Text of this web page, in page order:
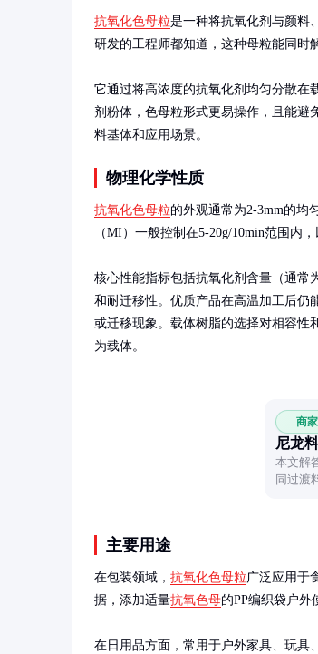
抗氧化色母粒是一种将抗氧化剂与颜料
研发的工程师都知道，这种母粒能同时
它通过将高浓度的抗氧化剂均匀分散在
剂粉体，色母粒形式更易操作，且能避
料基体和应用场景。
物理化学性质
抗氧化色母粒的外观通常为2-3mm的均
（MI）一般控制在5-20g/10min范围内
核心性能指标包括抗氧化剂含量（通常
和耐迁移性。优质产品在高温加工后仍
或迁移现象。载体树脂的选择对相容性
为载体。
商
尼龙
本文解
同过渡
主要用途
在包装领域， 抗氧化色母粒广泛应用于
据，添加适量抗氧色母的PP编织袋户外
在日用品方面，常用于户外家具、玩具